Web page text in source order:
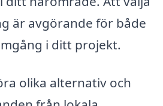
är avgörande för både
i ditt projekt.
olika alternativ och